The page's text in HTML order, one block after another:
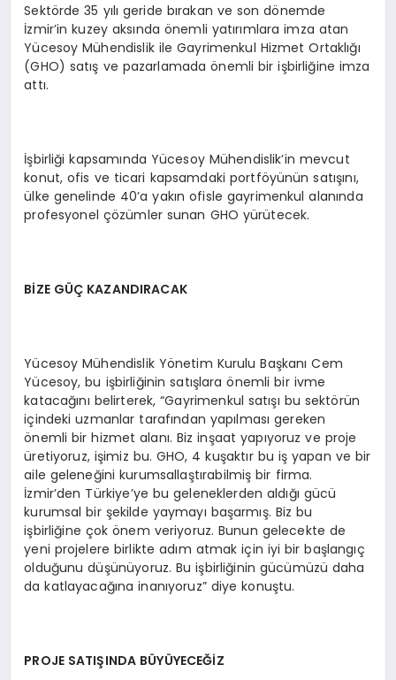
Sektörde 35 yılı geride bırakan ve son dönemde
İzmir’in kuzey aksında önemli yatırımlara imza atan
Yücesoy Mühendislik ile Gayrimenkul Hizmet Ortaklığı
(GHO) satış ve pazarlamada önemli bir işbirliğine imza
attı.
İşbirliği kapsamında Yücesoy Mühendislik’in mevcut
konut, ofis ve ticari kapsamdaki portföyünün satışını,
ülke genelinde 40’a yakın ofisle gayrimenkul alanında
profesyonel çözümler sunan GHO yürütecek.
BİZE GÜÇ KAZANDIRACAK
Yücesoy Mühendislik Yönetim Kurulu Başkanı Cem
Yücesoy, bu işbirliğinin satışlara önemli bir ivme
katacağını belirterek, “Gayrimenkul satışı bu sektörün
içindeki uzmanlar tarafından yapılması gereken
önemli bir hizmet alanı. Biz inşaat yapıyoruz ve proje
üretiyoruz, işimiz bu. GHO, 4 kuşaktır bu iş yapan ve bir
aile geleneğini kurumsallaştırabilmiş bir firma.
İzmir’den Türkiye’ye bu geleneklerden aldığı gücü
kurumsal bir şekilde yaymayı başarmış. Biz bu
işbirliğine çok önem veriyoruz. Bunun gelecekte de
yeni projelere birlikte adım atmak için iyi bir başlangıç
olduğunu düşünüyoruz. Bu işbirliğinin gücümüzü daha
da katlayacağına inanıyoruz” diye konuştu.
PROJE SATIŞINDA BÜYÜYECEĞİZ